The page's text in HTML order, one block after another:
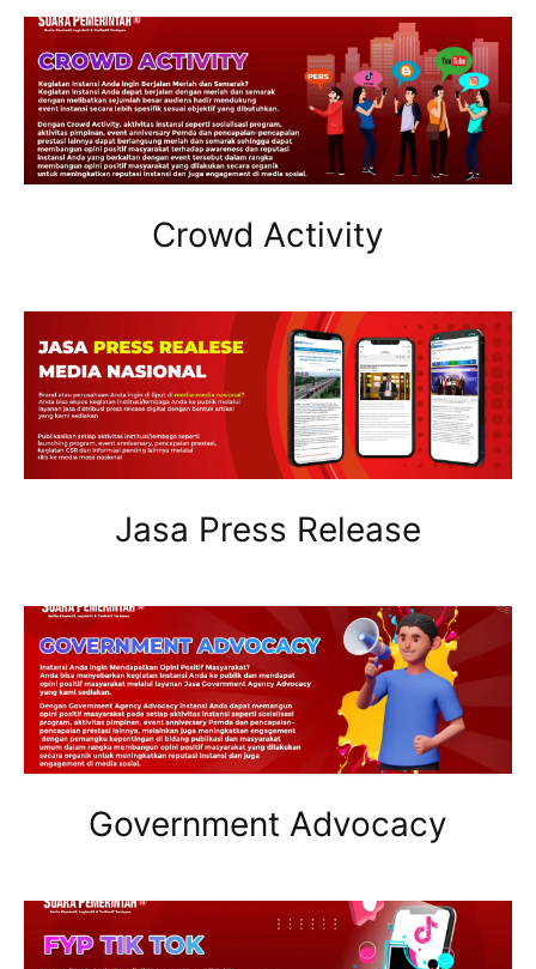
Crowd Activity
Jasa Press Release
Government Advocacy